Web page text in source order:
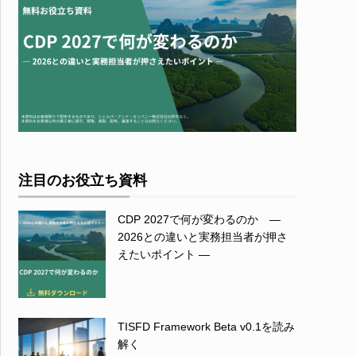
注目のお役立ち資料
CDP 2027で何が変わるのか ―
2026との違いと実務担当者が押さ
えたいポイント ―
TISFD Framework Beta v0.1を読み
解く